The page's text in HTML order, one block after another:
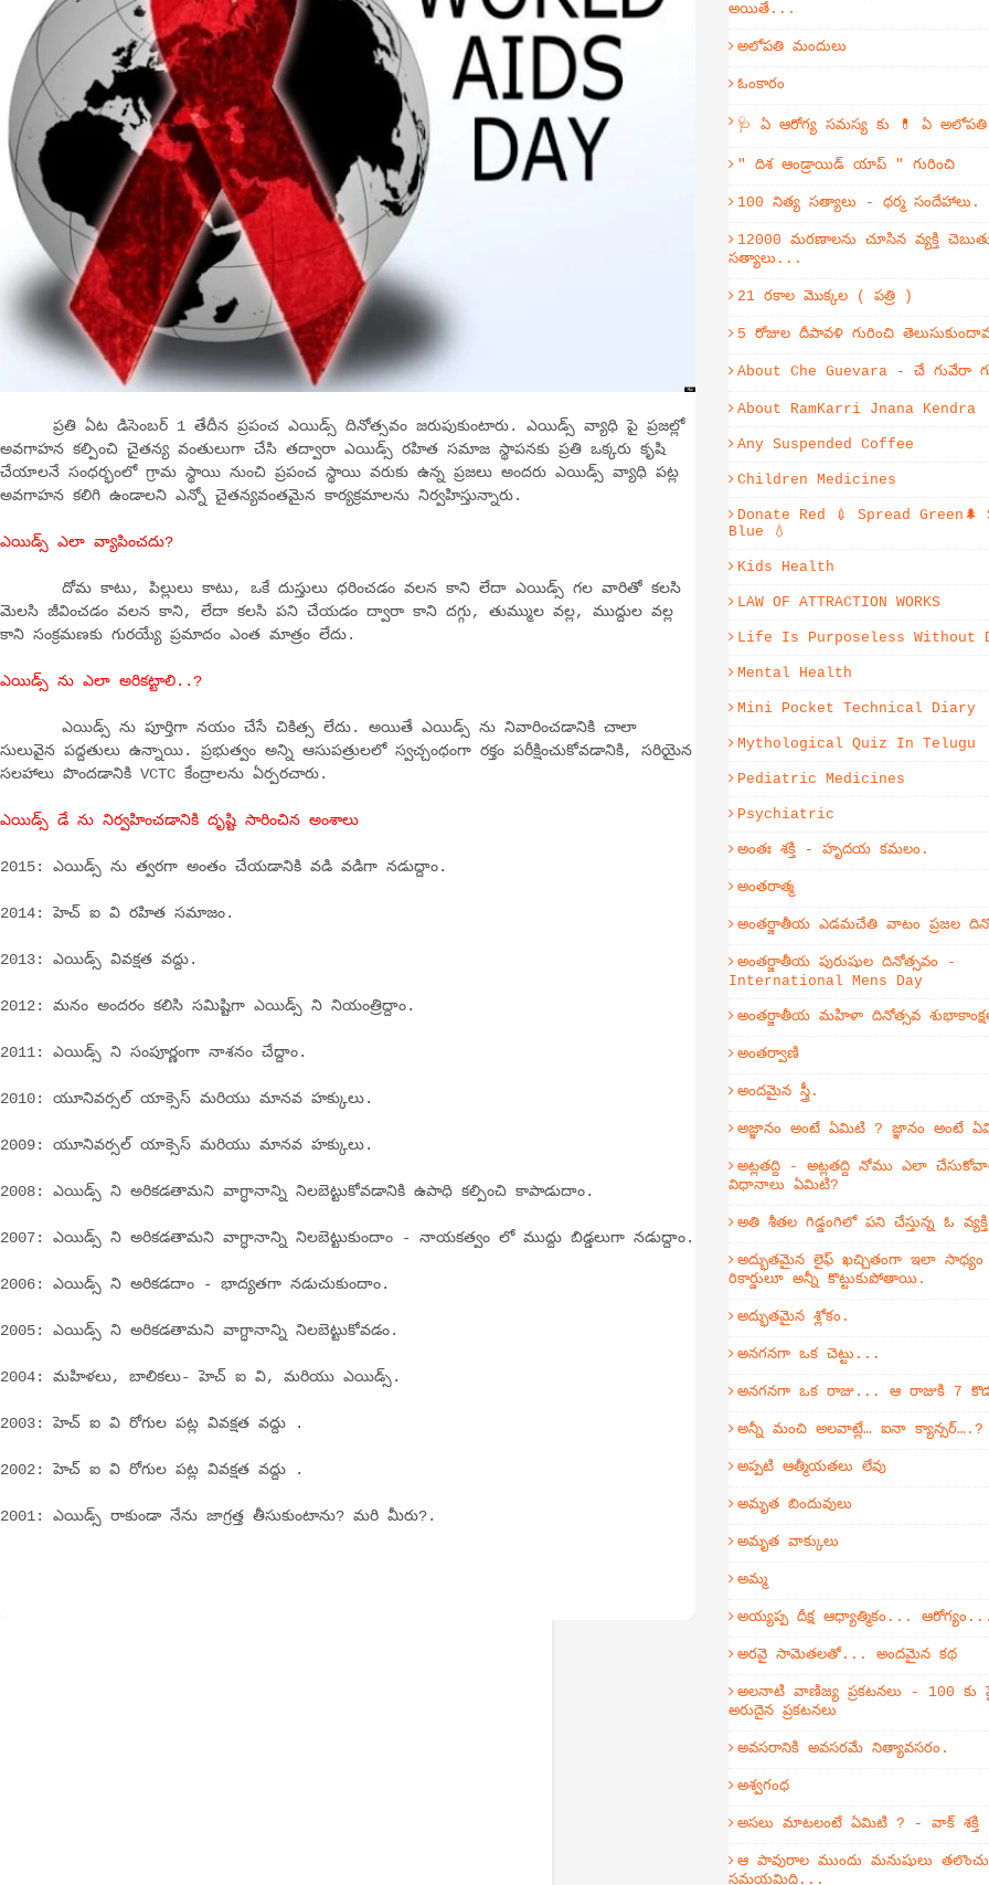
ప్రతి ఏట డిసెంబర్ 1 తేదీన ప్రపంచ ఎయిడ్స్ దినోత్సవం జరుపుకుంటారు. ఎయిడ్స్ వ్యాధి పై ప్రజల్లో
అవగాహన కల్పించి చైతన్య వంతులుగా చేసి తద్వారా ఎయిడ్స్ రహిత సమాజ స్థాపనకు ప్రతి ఒక్కరు కృషి
చేయాలనే సంధర్భంలో గ్రామ స్థాయి నుంచి ప్రపంచ స్థాయి వరుకు ఉన్న ప్రజలు అందరు ఎయిడ్స్ వ్యాధి పట్ల
అవగాహన కలిగి ఉండాలని ఎన్నో చైతన్యవంతమైన కార్యక్రమాలను నిర్వహిస్తున్నారు.
ఎయిడ్స్ ఎలా వ్యాపించదు?
దోమ కాటు, పిల్లులు కాటు, ఒకే దుస్తులు ధరించడం వలన కాని లేదా ఎయిడ్స్ గల వారితో కలసి
మెలసి జీవించడం వలన కాని, లేదా కలసి పని చేయడం ద్వారా కాని దగ్గు, తుమ్ముల వల్ల, ముద్దుల వల్ల
కాని సంక్రమణకు గురయ్యే ప్రమాదం ఎంత మాత్రం లేదు.
ఎయిడ్స్ ను ఎలా అరికట్టాలి..?
ఎయిడ్స్ ను పూర్తిగా నయం చేసే చికిత్స లేదు. అయితే ఎయిడ్స్ ను నివారించడానికి చాలా
సులువైన పద్దతులు ఉన్నాయి. ప్రభుత్వం అన్ని ఆసుపత్రులలో స్వచ్చంధంగా రక్తం పరీక్షించుకోవడానికి, సరియైన
సలహాలు పొందడానికి VCTC కేంద్రాలను ఏర్పరచారు.
ఎయిడ్స్ డే ను నిర్వహించడానికి దృష్టి సారించిన అంశాలు
2015: ఎయిడ్స్ ను త్వరగా అంతం చేయడానికి వడి వడిగా నడుద్దాం.
2014: హెచ్ ఐ వి రహిత సమాజం.
2013: ఎయిడ్స్ వివక్షత వద్దు.
2012: మనం అందరం కలిసి సమిష్టిగా ఎయిడ్స్ ని నియంత్రిద్దాం.
2011: ఎయిడ్స్ ని సంపూర్ణంగా నాశనం చేద్దాం.
2010: యూనివర్సల్ యాక్సెస్ మరియు మానవ హక్కులు.
2009: యూనివర్సల్ యాక్సెస్ మరియు మానవ హక్కులు.
2008: ఎయిడ్స్ ని అరికడతామని వాగ్ధానాన్ని నిలబెట్టుకోవడానికి ఉపాధి కల్పించి కాపాడుదాం.
2007: ఎయిడ్స్ ని అరికడతామని వాగ్ధానాన్ని నిలబెట్టుకుందాం - నాయకత్వం లో ముద్దు బిడ్డలుగా నడుద్దాం.
2006: ఎయిడ్స్ ని అరికడదాం - భాద్యతగా నడుచుకుందాం.
2005: ఎయిడ్స్ ని అరికడతామని వాగ్ధానాన్ని నిలబెట్టుకోవడం.
2004: మహిళలు, బాలికలు- హెచ్ ఐ వి, మరియు ఎయిడ్స్.
2003: హెచ్ ఐ వి రోగుల పట్ల వివక్షత వద్దు .
2002: హెచ్ ఐ వి రోగుల పట్ల వివక్షత వద్దు .
2001: ఎయిడ్స్ రాకుండా నేను జాగ్రత్త తీసుకుంటాను? మరి మీరు?.
అయితే...
అలోపతి మందులు
ఓంకారం
🩺 ఏ ఆరోగ్య సమస్య కు 💊 ఏ
" దిశ ఆండ్రాయిడ్ యాప్ " గురించి
100 నిత్య సత్యాలు - ధర్మ సందేహాలు.
12000 మరణాలను చూసిన వ్యక్తి
సత్యాలు...
21 రకాల మొక్కల ( పత్రి )
5 రోజుల దీపావళి గురించి
About Che Guevara - చే గువేరా
About RamKarri Jnana Kendra
Any Suspended Coffee
Children Medicines
Donate Red 💉 Spread Green🌲
Blue 💧
Kids Health
LAW OF ATTRACTION WORKS
Life Is Purposeless Without
Mental Health
Mini Pocket Technical Diary
Mythological Quiz In Telugu
Pediatric Medicines
Psychiatric
అంతః శక్తి - హృదయ కమలం.
అంతరాత్మ
అంతర్జాతీయ ఎడమచేతి వాటం ప్రజల
అంతర్జాతీయ పురుషుల దినోత్సవం -
International Mens Day
అంతర్జాతీయ మహిళా దినోత్సవ
అంతర్వాణి
అందమైన స్త్రీ.
అజ్ఞానం అంటే ఏమిటి ? జ్ఞానం అంటే
అట్లతద్ది - అట్లతద్ది నోము ఎలా
విధానాలు ఏమిటి?
అతి శీతల గిడ్డంగిలో పని చేస్తున్న ఓ
అద్భుతమైన లైఫ్ ఖచ్చితంగా ఇలా
రికార్డులూ అన్నీ కొట్టుకుపోతాయి.
అద్భుతమైన శ్లోకం.
అనగనగా ఒక చెట్టు...
అనగనగా ఒక రాజు... ఆ రాజుకి 7
అన్నీ మంచి అలవాట్లే… ఐనా క్యాన్సర్….?
అప్పటి ఆత్మీయతలు లేవు
అమృత బిందువులు
అమృత వాక్కులు
అమ్మ
అయ్యప్ప దీక్ష ఆధ్యాత్మికం...
అరవై సామెతలతో... అందమైన కథ
అలనాటి వాణిజ్య ప్రకటనలు - 100
అరుదైన ప్రకటనలు
అవసరానికి అవసరమే నిత్యావసరం.
అశ్వగంధ
అసలు మాటలంటే ఏమిటి ? - వాక్ శక్తి
ఆ పావురాల ముందు మనుషులు
సమయమిది...